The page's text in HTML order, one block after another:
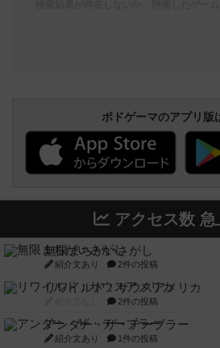
ボドゲーマのアプリ版
アクセス数 急
無限まちがいさがし
紹介文あり 2件の投稿
リワイルド：サウスアメリカ
2件の投稿
アンダー・ザ・テーブラー
紹介文あり 1件の投稿